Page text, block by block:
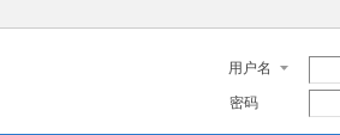
用户名
密码